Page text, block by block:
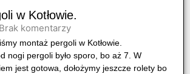
w Kotłowie.
Brak komentarzy
montaż pergoli w Kotłowie.
nogi pergoli było sporo, bo aż 7. W
jest gotowa, dołożymy jeszcze rolety bo